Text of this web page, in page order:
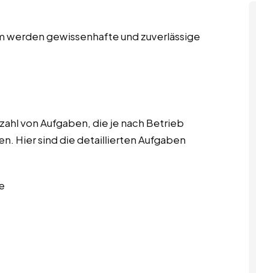
werden gewissenhafte und zuverlässige
von Aufgaben, die je nach Betrieb
Hier sind die detaillierten Aufgaben